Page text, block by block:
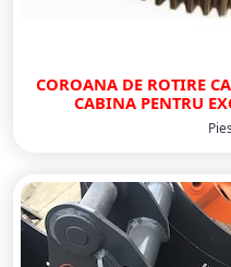
COROANA DE ROTIRE
CABINA PENTRU